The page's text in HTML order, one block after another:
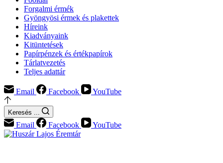
Forgalmi érmék
Gyöngyösi érmek és plakettek
Híreink
Kiadványaink
Kitüntetések
Papírpénzek és értékpapírok
Tárlatvezetés
Teljes adattár
Email Facebook YouTube
Keresés ...
Email Facebook YouTube